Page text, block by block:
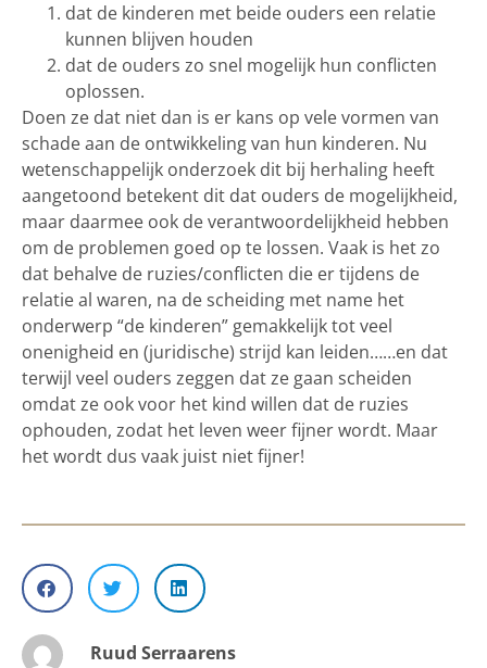
dat de kinderen met beide ouders een relatie
kunnen blijven houden
dat de ouders zo snel mogelijk hun conflicten
oplossen.
Doen ze dat niet dan is er kans op vele vormen van
schade aan de ontwikkeling van hun kinderen. Nu
wetenschappelijk onderzoek dit bij herhaling heeft
aangetoond betekent dit dat ouders de mogelijkheid,
maar daarmee ook de verantwoordelijkheid hebben
om de problemen goed op te lossen. Vaak is het zo
dat behalve de ruzies/conflicten die er tijdens de
relatie al waren, na de scheiding met name het
onderwerp “de kinderen” gemakkelijk tot veel
onenigheid en (juridische) strijd kan leiden……en dat
terwijl veel ouders zeggen dat ze gaan scheiden
omdat ze ook voor het kind willen dat de ruzies
ophouden, zodat het leven weer fijner wordt. Maar
het wordt dus vaak juist niet fijner!
Ruud Serraarens